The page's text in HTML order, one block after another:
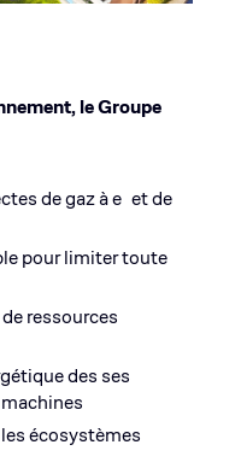
le Groupe
de gaz à e et de
pour limiter toute
ressources
des ses
écosystèmes